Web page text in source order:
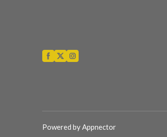
Powered byAppnector